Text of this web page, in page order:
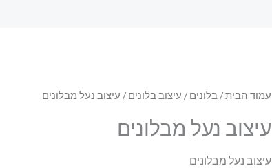
עמוד הבית/ בלונים/ עיצוב בלונים/ עיצוב נעל מבלונים
עיצוב נעל מבלונים
עיצוב נעל מבלונים